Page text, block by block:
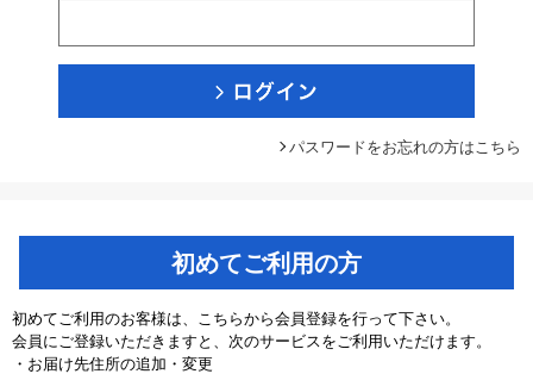
パスワードをお忘れの方はこちら
初めてご利用の方
初めてご利用のお客様は、こちらから会員登録を行って下さい。
会員にご登録いただきますと、次のサービスをご利用いただけます。
・お届け先住所の追加・変更